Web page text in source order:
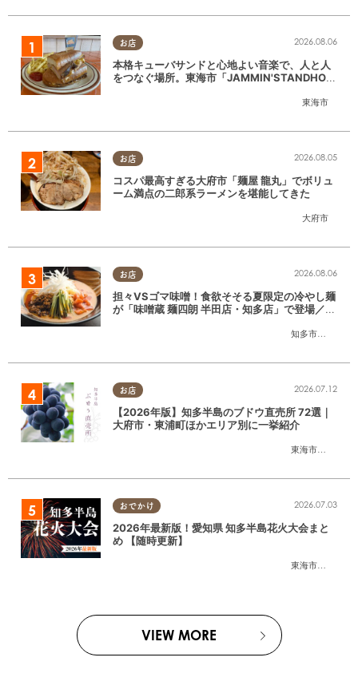
お店
東海市
2026.08.06
本格キューバサンドと心地よい音楽で、人と人
をつなぐ場所。東海市「JAMMIN'STANDHOU
お店
大府市
2026.08.05
コスパ最高すぎる大府市「麺屋 龍丸」でボリュ
ーム満点の二郎系ラーメンを堪能してきた
お店
知多市
,半田市
2026.08.06
担々VSゴマ味噌！食欲そそる夏限定の冷やし麺
が「味噌蔵 麺四朗 半田店・知多店」で登場／ち
お店
東海市
,大府市
2026.07.12
【2026年版】知多半島のブドウ直売所 72選｜
大府市・東浦町ほかエリア別に一挙紹介
おでかけ
東海市
,大府市
2026.07.03
2026年最新版！愛知県 知多半島花火大会まと
め 【随時更新】
VIEW MORE